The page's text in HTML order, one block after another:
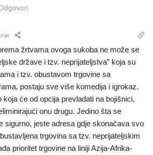
žrtvama ovoga sukoba ne može se
države i tzv. neprijateljstva” koja su
i tzv. obustavom trgovine sa
postaju sve više komedija i igrokaz.
koja će od opcija prevladati na bojišnici,
onu drugu. Jedino šta se
sigurno, jeste adresa gdje skonačava svo
trgovina sa tzv. neprijateljskim
prioritet trgovine na liniji Azija-Afrika-